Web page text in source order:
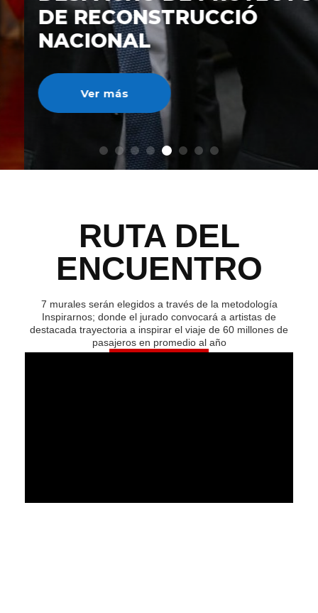
DE RECONSTRUCCIÓ
NACIONAL
Ver más
RUTA DEL
ENCUENTRO
7 murales serán elegidos a través de la metodología
Inspirarnos; donde el jurado convocará a artistas de
destacada trayectoria a inspirar el viaje de 60 millones de
pasajeros en promedio al año